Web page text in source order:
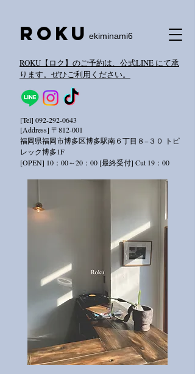
​Roku ekiminami6
[Tel] 092-292-0643
[Address] 〒812-001
福岡県福岡市博多区博多駅南６丁目８−３０ トピ
レック博多1F
[OPEN] 10：00～20：00 [最終受付] Cut 19：00
ROKU【ロク】のご予約は、公式LINE にて承
ります。ぜひご利用ください。